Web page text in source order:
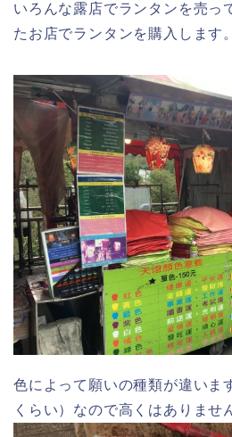
いろんな露店でランタンを売っ
たお店でランタンを購入します。
色によって願いの種類が違いま
くらい）なので高くはありませ